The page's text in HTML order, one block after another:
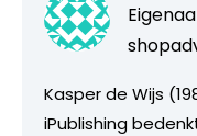
Kasper de Wijs
iPublishing